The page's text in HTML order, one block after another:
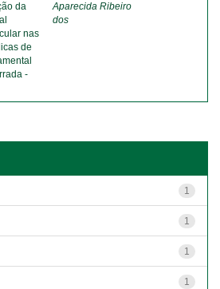
da
nas
de
-
Aparecida Ribeiro
dos
1
1
1
1